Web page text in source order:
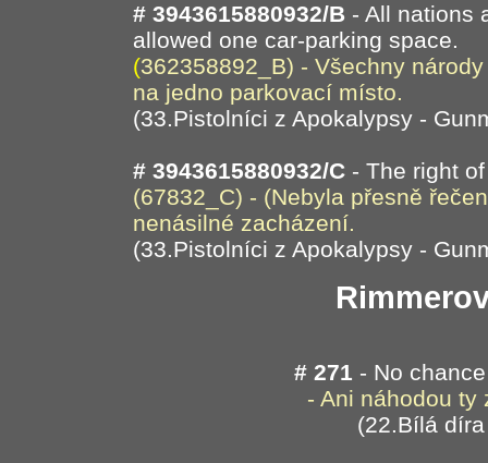
# 3943615880932/B - All nations
allowed one car-parking space.
(362358892_B) - Všechny
na jedno parkovací místo.
(33.Pistolníci z Apokalypsy -
# 3943615880932/C - The right
(67832_C) - (Nebyla přesně
nenásilné zacházení.
(33.Pistolníci z Apokalypsy -
# 271 - No
- Ani náhodou ty
(22.Bílá